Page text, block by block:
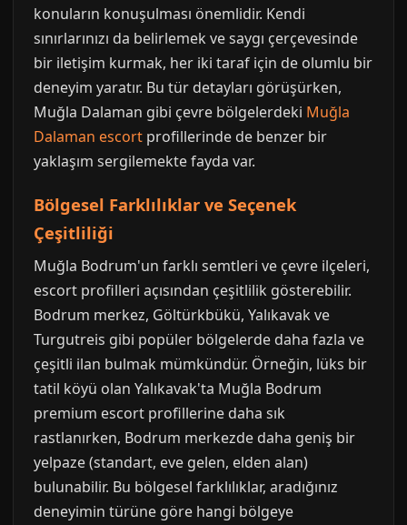
konuların konuşulması önemlidir. Kendi
sınırlarınızı da belirlemek ve saygı çerçevesinde
bir iletişim kurmak, her iki taraf için de olumlu bir
deneyim yaratır. Bu tür detayları görüşürken,
Muğla Dalaman gibi çevre bölgelerdeki Muğla
Dalaman escort profillerinde de benzer bir
yaklaşım sergilemekte fayda var.
Bölgesel Farklılıklar ve Seçenek
Çeşitliliği
Muğla Bodrum'un farklı semtleri ve çevre ilçeleri,
escort profilleri açısından çeşitlilik gösterebilir.
Bodrum merkez, Göltürkbükü, Yalıkavak ve
Turgutreis gibi popüler bölgelerde daha fazla ve
çeşitli ilan bulmak mümkündür. Örneğin, lüks bir
tatil köyü olan Yalıkavak'ta Muğla Bodrum
premium escort profillerine daha sık
rastlanırken, Bodrum merkezde daha geniş bir
yelpaze (standart, eve gelen, elden alan)
bulunabilir. Bu bölgesel farklılıklar, aradığınız
deneyimin türüne göre hangi bölgeye